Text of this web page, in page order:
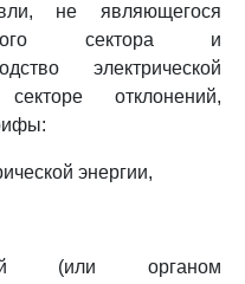
не являющегося
сектора и
электрической
отклонений,
энергии,
(или органом